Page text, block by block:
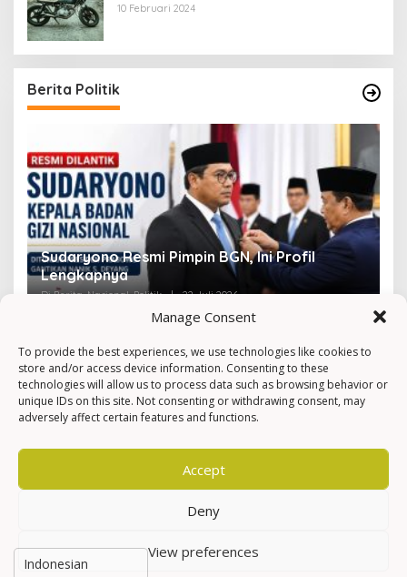
Manage Consent
To provide the best experiences, we use technologies like cookies to
store and/or access device information. Consenting to these
technologies will allow us to process data such as browsing behavior or
unique IDs on this site. Not consenting or withdrawing consent, may
adversely affect certain features and functions.
Accept
Deny
View preferences
10 Februari 2024
Berita Politik
Sudaryono Resmi Pimpin BGN, Ini Profil
Lengkapnya
Di Berita, Nasional, Politik | 22 Juli 2026 Di
Hak Cipta © Newkarma
Privacy Policy & Terms of Service
Indeks Berita